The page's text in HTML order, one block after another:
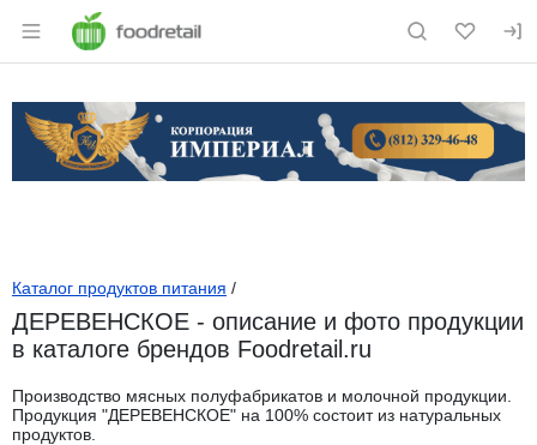
Раздел навигации по сайту
Каталог продуктов питания /
ДЕРЕВЕНСКОЕ - описание и фото продукции
в каталоге брендов Foodretail.ru
Производство мясных полуфабрикатов и молочной продукции.
Продукция "ДЕРЕВЕНСКОЕ" на 100% состоит из натуральных
продуктов.